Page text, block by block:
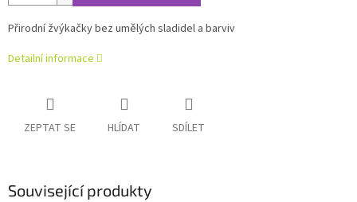
Přirodní žvýkačky bez umělých sladidel a barviv
Detailní informace
ZEPTAT SE HLÍDAT SDÍLET
Související produkty